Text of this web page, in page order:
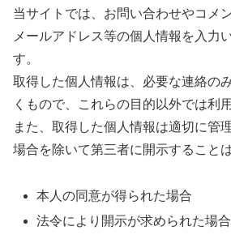
当サイトでは、お問い合わせやコメ
メールアドレス等の個人情報を入力
す。
取得した個人情報は、必要な連絡の
くもので、これらの目的以外では利
また、取得した個人情報は適切に管
場合を除いて第三者に開示すること
本人の同意が得られた場合
法令により開示が求められた場合